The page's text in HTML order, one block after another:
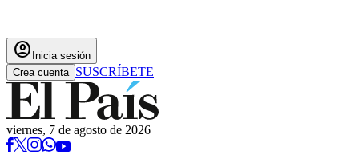
account_circle Inicia sesión
Crea cuenta SUSCRÍBETE
viernes, 7 de agosto de 2026